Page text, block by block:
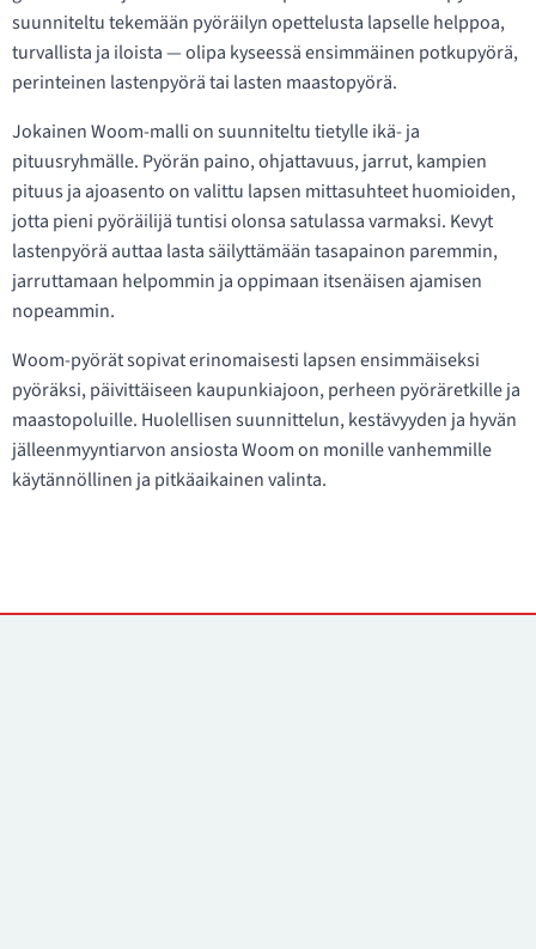
suunniteltu tekemään pyöräilyn opettelusta lapselle helppoa,
turvallista ja iloista — olipa kyseessä ensimmäinen potkupyörä,
perinteinen lastenpyörä tai lasten maastopyörä.
Jokainen Woom-malli on suunniteltu tietylle ikä- ja
pituusryhmälle. Pyörän paino, ohjattavuus, jarrut, kampien
pituus ja ajoasento on valittu lapsen mittasuhteet huomioiden,
jotta pieni pyöräilijä tuntisi olonsa satulassa varmaksi. Kevyt
lastenpyörä auttaa lasta säilyttämään tasapainon paremmin,
jarruttamaan helpommin ja oppimaan itsenäisen ajamisen
nopeammin.
Woom-pyörät sopivat erinomaisesti lapsen ensimmäiseksi
pyöräksi, päivittäiseen kaupunkiajoon, perheen pyöräretkille ja
maastopoluille. Huolellisen suunnittelun, kestävyyden ja hyvän
jälleenmyyntiarvon ansiosta Woom on monille vanhemmille
käytännöllinen ja pitkäaikainen valinta.